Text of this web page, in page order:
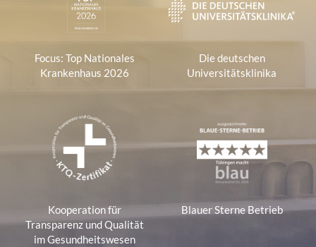
Focus: Top Nationales
Krankenhaus 2026
Die deutschen
Universitätsklinika
Kooperation für
Transparenz und Qualität
im Gesundheitswesen
Blauer Sterne Betrieb